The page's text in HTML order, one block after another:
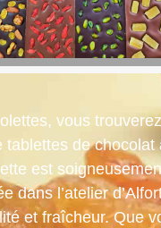
vous
tablettes de chocolat
est
dans l’atelier
et fraîcheur. Que